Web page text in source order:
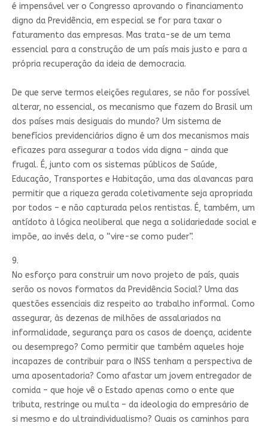
é impensável ver o Congresso aprovando o financiamento
digno da Previdência, em especial se for para taxar o
faturamento das empresas. Mas trata-se de um tema
essencial para a construção de um país mais justo e para a
própria recuperação da ideia de democracia.
De que serve termos eleições regulares, se não for possível
alterar, no essencial, os mecanismo que fazem do Brasil um
dos países mais desiguais do mundo? Um sistema de
benefícios previdenciários digno é um dos mecanismos mais
eficazes para assegurar a todos vida digna – ainda que
frugal. É, junto com os sistemas públicos de Saúde,
Educação, Transportes e Habitação, uma das alavancas para
permitir que a riqueza gerada coletivamente seja apropriada
por todos – e não capturada pelos rentistas. É, também, um
antídoto à lógica neoliberal que nega a solidariedade social e
impõe, ao invés dela, o “vire-se como puder”.
9.
No esforço para construir um novo projeto de país, quais
serão os novos formatos da Previdência Social? Uma das
questões essenciais diz respeito ao trabalho informal. Como
assegurar, às dezenas de milhões de assalariados na
informalidade, segurança para os casos de doença, acidente
ou desemprego? Como permitir que também aqueles hoje
incapazes de contribuir para o INSS tenham a perspectiva de
uma aposentadoria? Como afastar um jovem entregador de
comida – que hoje vê o Estado apenas como o ente que
tributa, restringe ou multa – da ideologia do empresário de
si mesmo e do ultraindividualismo? Quais os caminhos para